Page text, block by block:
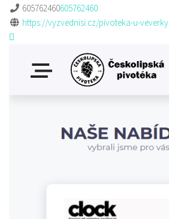
605762460605762460
https://vyzvednisi.cz/pivoteka-u-veverky